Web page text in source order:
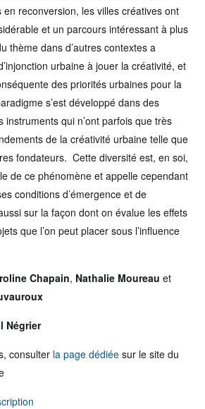
reconversion, les villes créatives ont
et un parcours intéressant à plus
thème dans d’autres contextes a
urbaine à jouer la créativité, et
des priorités urbaines pour la
s’est développé dans des
instruments qui n’ont parfois que très
de la créativité urbaine telle que
fondateurs. Cette diversité est, en soi,
de ce phénomène et appelle cependant
conditions d’émergence et de
sur la façon dont on évalue les effets
que l’on peut placer sous l’influence
Chapain, Nathalie Moureau et
Négrier
consulter la page dédiée sur le site du